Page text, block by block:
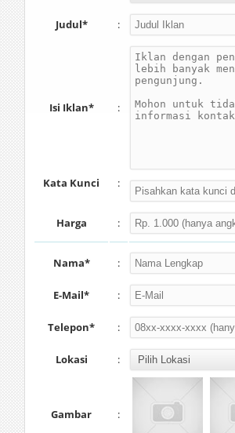
Judul* :
Isi Iklan* :
Kata Kunci :
Harga :
Nama* :
E-Mail* :
Telepon* :
Lokasi :
Gambar :